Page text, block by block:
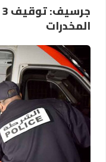
المخدرات